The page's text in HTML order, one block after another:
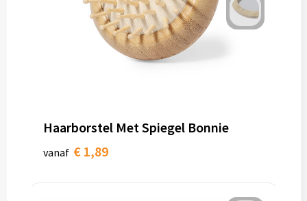
Haarborstel Met Spiegel Bonnie
vanaf € 1,89